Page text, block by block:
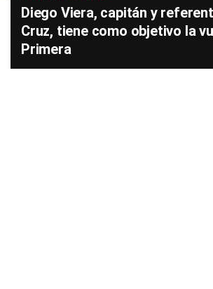
Diego Viera, capitán y
Cruz, tiene como objetivo la
Primera